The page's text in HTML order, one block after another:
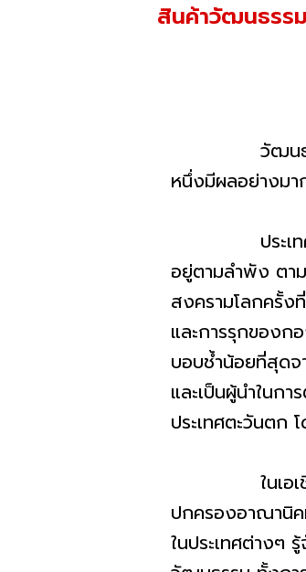
สินค้าวัฒนธรร
วัฒนธรรมเป็
หนึ่งมีผลอย่างมา
ประเทศที่ใช้ก
อยู่ตามลำพัง ตา
สงครามโลกครั้ง
และการรุกของก
บอบช้ำน้อยที่สุดจ
และเป็นผู้นำในก
ประเทศตะวันตก
ในเอเชีย สห
ปกครองอาณานิค
ในประเทศต่างๆ